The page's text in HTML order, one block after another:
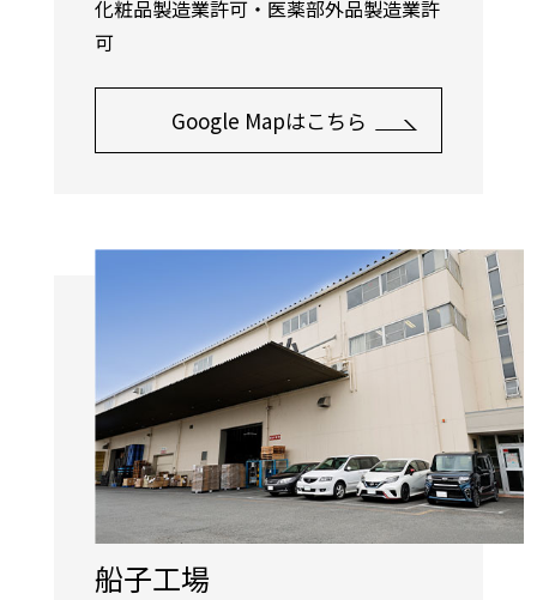
化粧品製造業許可・医薬部外品製造業許
可
Google Mapはこちら
船子工場